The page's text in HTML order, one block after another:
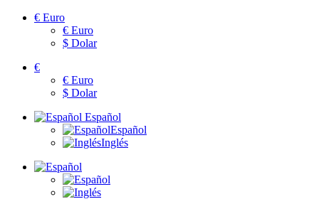
€ Euro
€ Euro
$ Dolar
€
€ Euro
$ Dolar
Español
Español
Inglés